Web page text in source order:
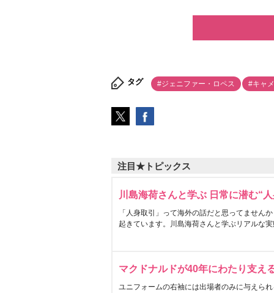
タグ #ジェニファー・ロペス #キャ
注目★トピックス
川島海荷さんと学ぶ 日常に潜む“
「人身取引」って海外の話だと思ってません
起きています。川島海荷さんと学ぶリアルな
マクドナルドが40年にわたり支え
ユニフォームの右袖には出場者のみに与えら